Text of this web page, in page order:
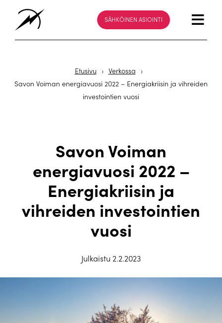
SÄHKÖINEN ASIOINTI
Etusivu › Verkossa
›
Savon Voiman energiavuosi 2022 – Energiakriisin ja vihreiden
investointien vuosi
Savon Voiman
energiavuosi 2022 –
Energiakriisin ja
vihreiden investointien
vuosi
Julkaistu 2.2.2023